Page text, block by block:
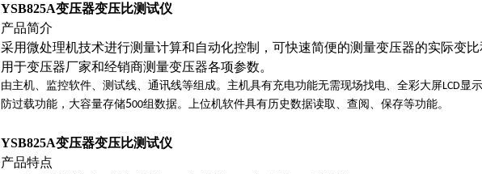
YSB825A变压器变压比测试仪
产品简介
采用微处理机技术进行测量计算和自动化控制，可快速简便的测量变压器的实际变
用于变压器厂家和经销商测量变压器各项参数。
由主机、监控软件、测试线、通讯线等组成。主机具有充电功能无需现场找电、全彩大屏LCD显
防过载功能，大容量存储500组数据。上位机软件具有历史数据读取、查阅、保存等功能。
YSB825A变压器变压比测试仪
产品特点